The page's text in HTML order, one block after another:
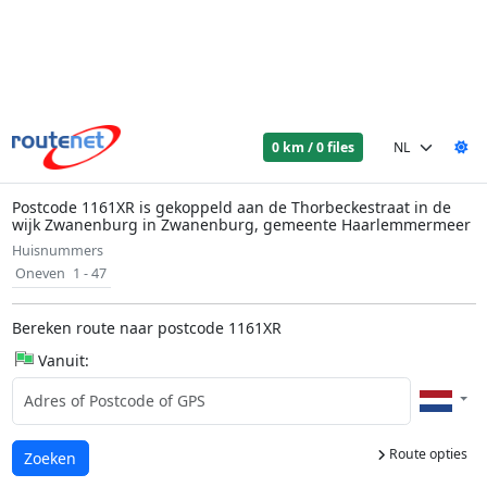
0 km / 0 files
Postcode 1161XR is gekoppeld aan de Thorbeckestraat in de
wijk Zwanenburg in Zwanenburg, gemeente Haarlemmermeer
Huisnummers
Oneven 1 - 47
Bereken route naar postcode 1161XR
Vanuit:
Route opties
Laden...
Zoeken